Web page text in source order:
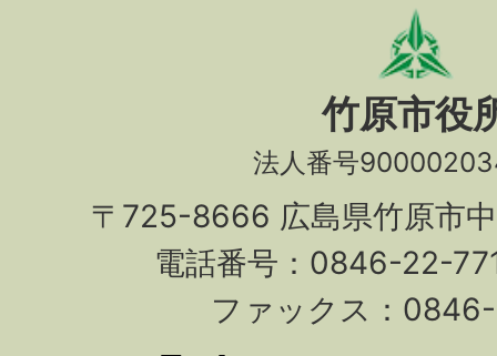
竹原市役
法人番号
〒725-8666 広島県竹原市
電話番号：0846-22-
ファックス：